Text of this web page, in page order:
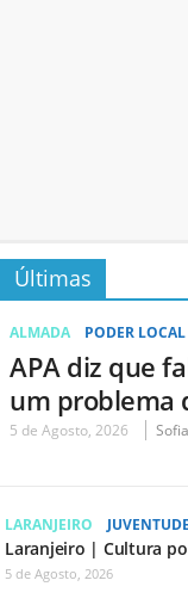
Últimas
ALMADA PODER LOCAL
APA diz que
um problema
5 de Agosto, 2026
LARANJEIRO JUVENTUDE
Laranjeiro | Cultura
5 de Agosto, 2026